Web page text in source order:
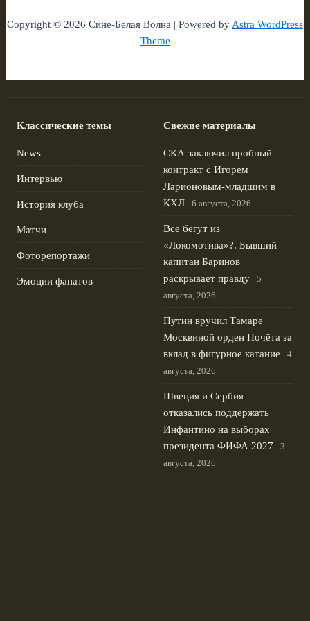
Copyright © 2026 Сине-Белая Волна | Powered byAstra WordPress
Theme
Классические темы
News
Интервью
История клуба
Матчи
Фоторепортажи
Эмоции фанатов
Свежие материалы
СКА заключил пробный
контракт с Игорем
Ларионовым‑младшим в
КХЛ
6 августа, 2026
Все бегут из
«Локомотива»?. Бывший
капитан Баринов
раскрывает правду
5
августа, 2026
Путин вручил Тамаре
Москвиной орден Почёта за
вклад в фигурное катание
4
августа, 2026
Швеция и Сербия
отказались поддержать
Инфантино на выборах
президента ФИФА 2027
3
августа, 2026